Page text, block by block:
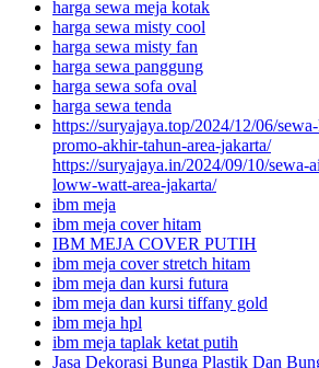
harga sewa meja kotak
harga sewa misty cool
harga sewa misty fan
harga sewa panggung
harga sewa sofa oval
harga sewa tenda
https://suryajaya.top/2024/12/06/
promo-akhir-tahun-area-jakarta/
https://suryajaya.in/2024/09/10/sewa-
loww-watt-area-jakarta/
ibm meja
ibm meja cover hitam
IBM MEJA COVER PUTIH
ibm meja cover stretch hitam
ibm meja dan kursi futura
ibm meja dan kursi tiffany gold
ibm meja hpl
ibm meja taplak ketat putih
Jasa Dekorasi Bunga Plastik Dan